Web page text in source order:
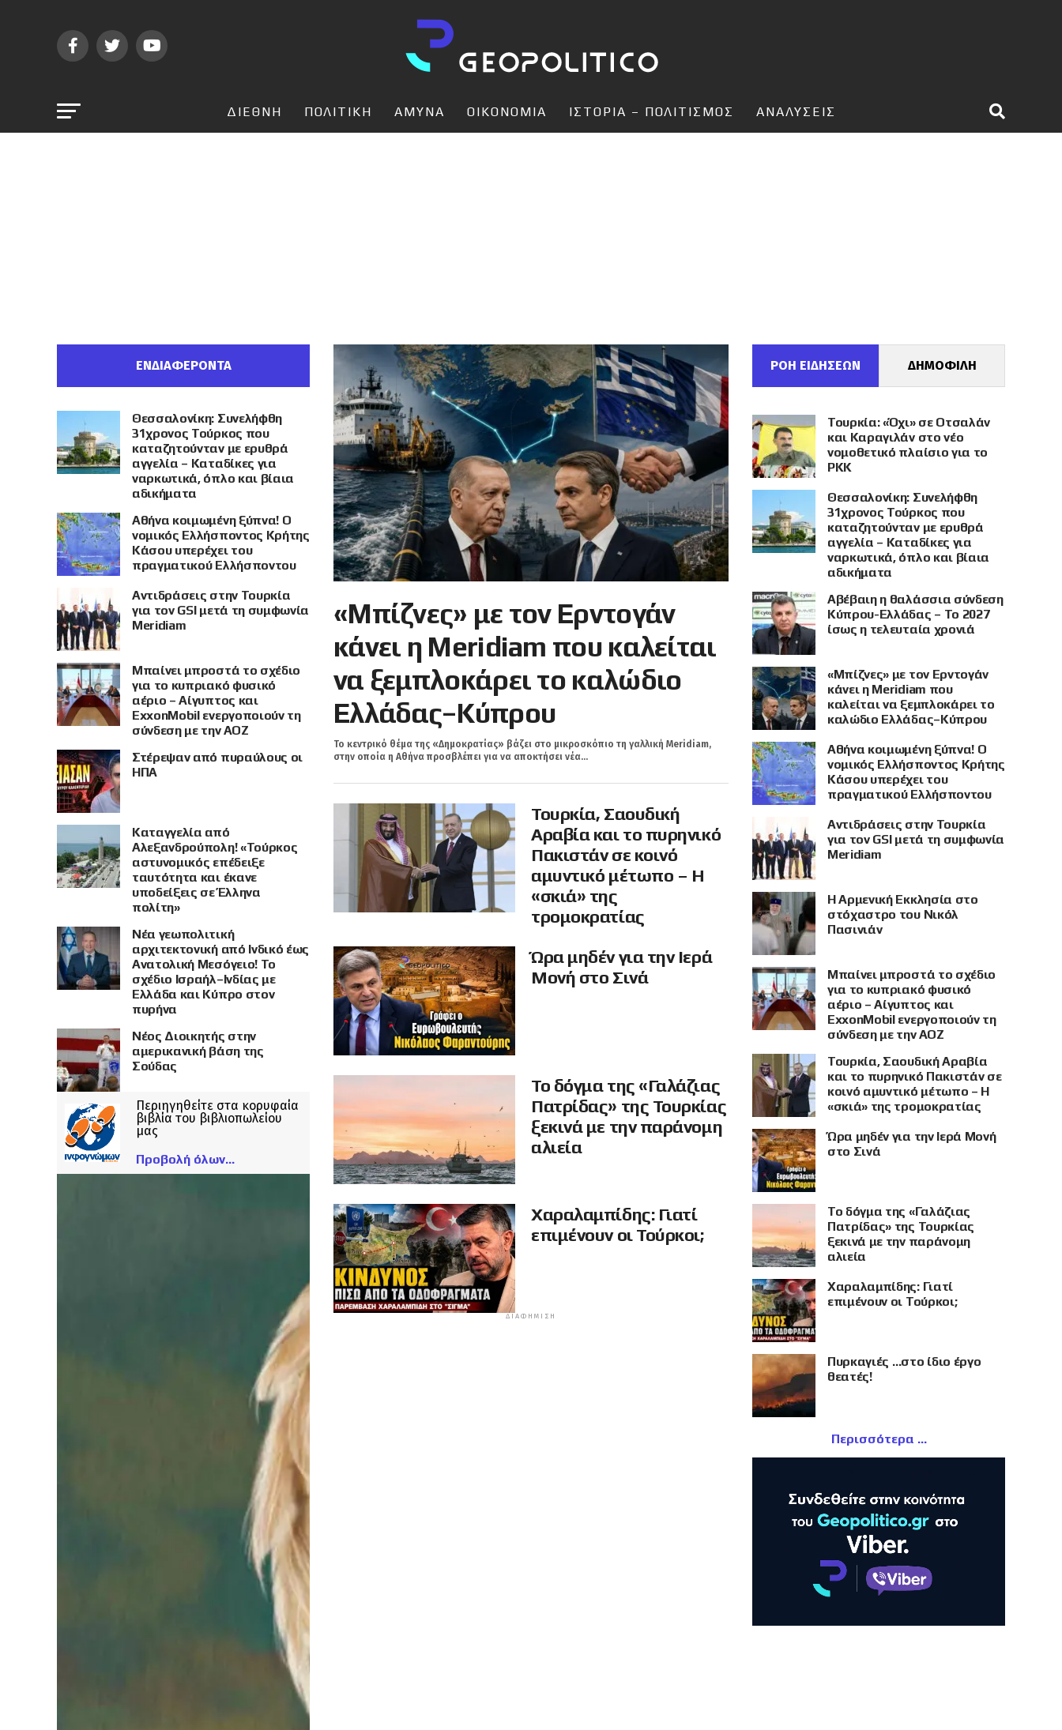
ΔΙΕΘΝΗ ΠΟΛΙΤΙΚΗ ΑΜΥΝΑ ΟΙΚΟΝΟΜΙΑ ΙΣΤΟΡΙΑ – ΠΟΛΙΤΙΣΜΟΣ ΑΝΑΛΥΣΕΙΣ
«Μπίζνες» με τον Ερντογάν
κάνει η Meridiam που καλείται
να ξεμπλοκάρει το καλώδιο
Ελλάδας–Κύπρου
Το κεντρικό θέμα της «Δημοκρατίας» βάζει στο μικροσκόπιο τη γαλλική Meridiam,
στην οποία η Αθήνα προσβλέπει για να αποκτήσει νέα...
Τουρκία, Σαουδική
Αραβία και το πυρηνικό
Πακιστάν σε κοινό
αμυντικό μέτωπο – Η
«σκιά» της
τρομοκρατίας
Ώρα μηδέν για την Ιερά
Μονή στο Σινά
Το δόγμα της «Γαλάζιας
Πατρίδας» της Τουρκίας
ξεκινά με την παράνομη
αλιεία
Χαραλαμπίδης: Γιατί
επιμένουν οι Τούρκοι;
ΔΙΑΦΉΜΙΣΗ
ΕΝΔΙΑΦΕΡΟΝΤΑ
Θεσσαλονίκη: Συνελήφθη
31χρονος Τούρκος που
καταζητούνταν με ερυθρά
αγγελία – Καταδίκες για
ναρκωτικά, όπλο και βίαια
αδικήματα
Αθήνα κοιμωμένη ξύπνα! Ο
νομικός Ελλήσποντος Κρήτης
Κάσου υπερέχει του
πραγματικού Ελλήσποντου
Αντιδράσεις στην Τουρκία
για τον GSI μετά τη συμφωνία
Meridiam
Μπαίνει μπροστά το σχέδιο
για το κυπριακό φυσικό
αέριο – Αίγυπτος και
ExxonMobil ενεργοποιούν τη
σύνδεση με την ΑΟΖ
Στέρεψαν από πυραύλους οι
ΗΠΑ
Καταγγελία από
Αλεξανδρούπολη! «Τούρκος
αστυνομικός επέδειξε
ταυτότητα και έκανε
υποδείξεις σε Έλληνα
πολίτη»
Νέα γεωπολιτική
αρχιτεκτονική από Ινδικό έως
Ανατολική Μεσόγειο! Το
σχέδιο Ισραήλ–Ινδίας με
Ελλάδα και Κύπρο στον
πυρήνα
Νέος Διοικητής στην
αμερικανική βάση της
Σούδας
Περιηγηθείτε στα κορυφαία
βιβλία του βιβλιοπωλείου
μας
Προβολή όλων
ΡΟΗ ΕΙΔΗΣΕΩΝ ΔΗΜΟΦΙΛΗ
Τουρκία: «Όχι» σε Οτσαλάν
και Καραγιλάν στο νέο
νομοθετικό πλαίσιο για το
PKK
Θεσσαλονίκη: Συνελήφθη
31χρονος Τούρκος που
καταζητούνταν με ερυθρά
αγγελία – Καταδίκες για
ναρκωτικά, όπλο και βίαια
αδικήματα
Αβέβαιη η θαλάσσια σύνδεση
Κύπρου-Ελλάδας – Το 2027
ίσως η τελευταία χρονιά
«Μπίζνες» με τον Ερντογάν
κάνει η Meridiam που
καλείται να ξεμπλοκάρει το
καλώδιο Ελλάδας–Κύπρου
Αθήνα κοιμωμένη ξύπνα! Ο
νομικός Ελλήσποντος Κρήτης
Κάσου υπερέχει του
πραγματικού Ελλήσποντου
Αντιδράσεις στην Τουρκία
για τον GSI μετά τη συμφωνία
Meridiam
Η Αρμενική Εκκλησία στο
στόχαστρο του Νικόλ
Πασινιάν
Μπαίνει μπροστά το σχέδιο
για το κυπριακό φυσικό
αέριο – Αίγυπτος και
ExxonMobil ενεργοποιούν τη
σύνδεση με την ΑΟΖ
Τουρκία, Σαουδική Αραβία
και το πυρηνικό Πακιστάν σε
κοινό αμυντικό μέτωπο – Η
«σκιά» της τρομοκρατίας
Ώρα μηδέν για την Ιερά Μονή
στο Σινά
Το δόγμα της «Γαλάζιας
Πατρίδας» της Τουρκίας
ξεκινά με την παράνομη
αλιεία
Χαραλαμπίδης: Γιατί
επιμένουν οι Τούρκοι;
Πυρκαγιές …στο ίδιο έργο
θεατές!
Περισσότερα